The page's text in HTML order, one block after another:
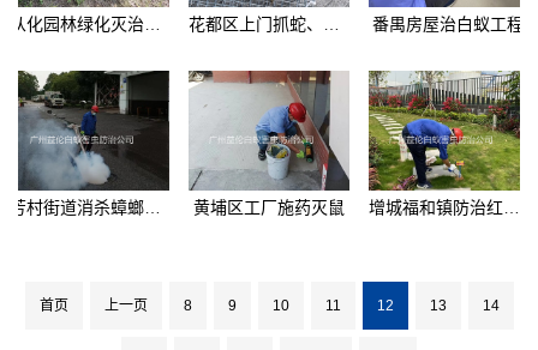
番禺房屋治白蚁工程
黄埔区工厂施药灭鼠 增城福和镇防治红火蚁
首页 上一页 8 9 10 11 12 13 14